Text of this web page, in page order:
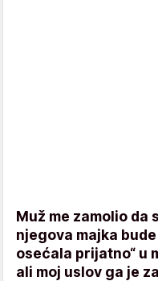
Muž me zamolio da
njegova majka
osećala prijatno“ u
ali moj uslov ga je